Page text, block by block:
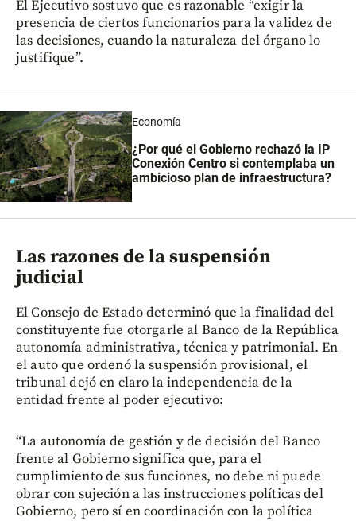
El Ejecutivo sostuvo que es razonable “exigir la
presencia de ciertos funcionarios para la validez de
las decisiones, cuando la naturaleza del órgano lo
justifique”.
Economía
¿Por qué el Gobierno rechazó la IP
Conexión Centro si contemplaba un
ambicioso plan de infraestructura?
Las razones de la suspensión
judicial
El Consejo de Estado determinó que la finalidad del
constituyente fue otorgarle al Banco de la República
autonomía administrativa, técnica y patrimonial. En
el auto que ordenó la suspensión provisional, el
tribunal dejó en claro la independencia de la
entidad frente al poder ejecutivo:
“La autonomía de gestión y de decisión del Banco
frente al Gobierno significa que, para el
cumplimiento de sus funciones, no debe ni puede
obrar con sujeción a las instrucciones políticas del
Gobierno, pero sí en coordinación con la política